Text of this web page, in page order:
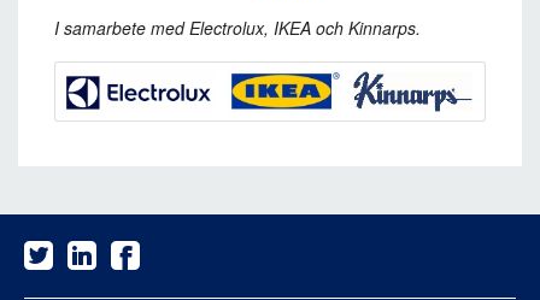
I samarbete med Electrolux, IKEA och Kinnarps.